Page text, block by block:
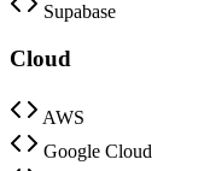
Supabase
Cloud
AWS
Google Cloud